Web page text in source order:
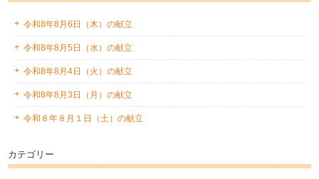
令和8年8月6日（木）の献立
令和8年8月5日（水）の献立
令和8年8月4日（火）の献立
令和8年8月3日（月）の献立
令和８年８月１日（土）の献立
カテゴリー